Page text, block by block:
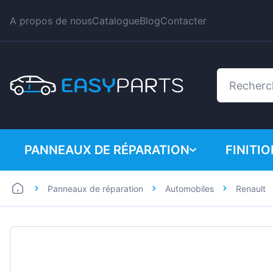
A propos de nousCatalogueBlogContacter
PANNEAUX DE RÉPARATION
Automobiles
BMW
Panneaux de réparation Automobiles Renault